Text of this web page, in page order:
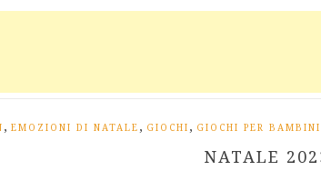
, EMOZIONI DI NATALE , GIOCHI , GIOCHI PER BAMBINI
NATALE